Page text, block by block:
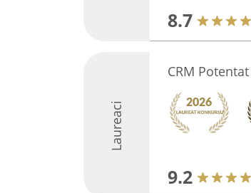
8.7
Laureaci
CRM Potentat
9.2